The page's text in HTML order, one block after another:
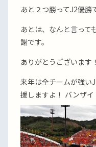
あと２つ勝ってJ2優勝
あとは、なんと言って
謝です。
ありがとうございます！
来年は全チームが強い
援しますよ！ バンザイ